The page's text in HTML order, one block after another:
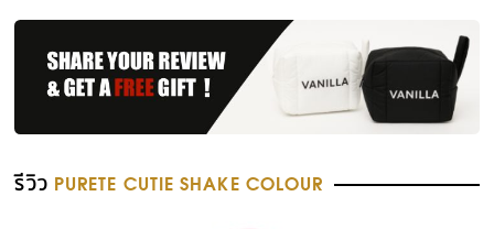
รีวิว PURETE CUTIE SHAKE COLOUR